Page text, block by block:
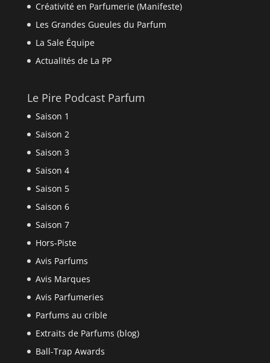
Créativité en Parfumerie (Manifeste)
Les Grandes Gueules du Parfum
La Sale Équipe
Actualités de La PP
Le Pire Podcast Parfum
Saison 1
Saison 2
Saison 3
Saison 4
Saison 5
Saison 6
Saison 7
Hors-Piste
Avis Parfums
Avis Marques
Avis Parfumeries
Parfums au crible
Extraits de Parfums (blog)
Ball-Trap Awards